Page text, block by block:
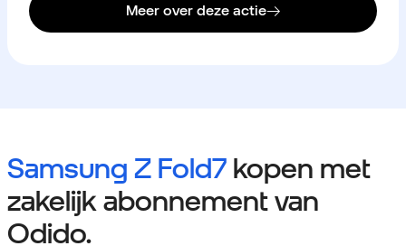
Meer over deze actie
Samsung Z Fold7 kopen met
zakelijk abonnement van
Odido.